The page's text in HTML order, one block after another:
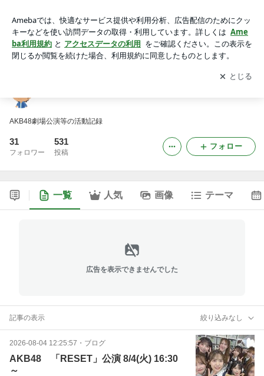
アプリをダウンロードして ブログの更新通知
を受け取りまし
ょう。
開く
AKB48劇場公演等の活動記録
31
フォロワー
531
投稿
フォロー
一覧 人気 画像 テーマ
広告を表示できませんでした
記事の表示 絞り込みなし
2026-08-04 12:25:57 ・ ブログ
AKB48 「RESET」公演 8/4(火) 16:30
～